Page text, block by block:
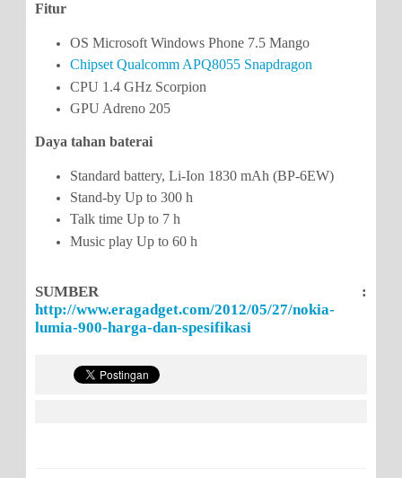
Fitur
OS Microsoft Windows Phone 7.5 Mango
Chipset Qualcomm APQ8055 Snapdragon
CPU 1.4 GHz Scorpion
GPU Adreno 205
Daya tahan baterai
Standard battery, Li-Ion 1830 mAh (BP-6EW)
Stand-by Up to 300 h
Talk time Up to 7 h
Music play Up to 60 h
SUMBER :
http://www.eragadget.com/2012/05/27/nokia-
lumia-900-harga-dan-spesifikasi